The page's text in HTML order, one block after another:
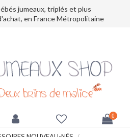
jumeaux, triplés et plus
en France Métropolitaine
0